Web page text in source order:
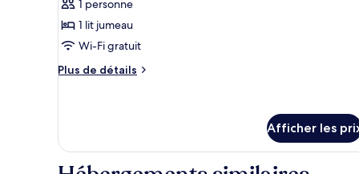
ce
type
de
chambre :
femmes
uniquement
1 personne
1 lit jumeau
Wi-Fi gratuit
Plus de détails
Plus
partagé
classique,
femmes
Afficher les